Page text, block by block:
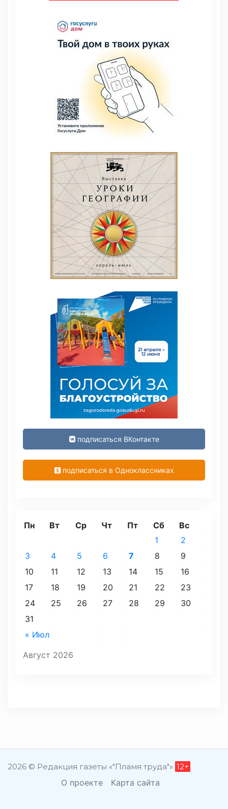
подписаться ВКонтакте
подписаться в Одноклассниках
Август 2026
Пн Вт Ср Чт Пт Сб Вс
« Июл
1
2
3
4 5 6 7 8
9
10
11 12 13 14 15
16
17
18 19 20 21 22
23
24
25 26 27 28 29
30
31
2026 © Редакция газеты «"Пламя труда"» 12+
О проекте Карта сайта